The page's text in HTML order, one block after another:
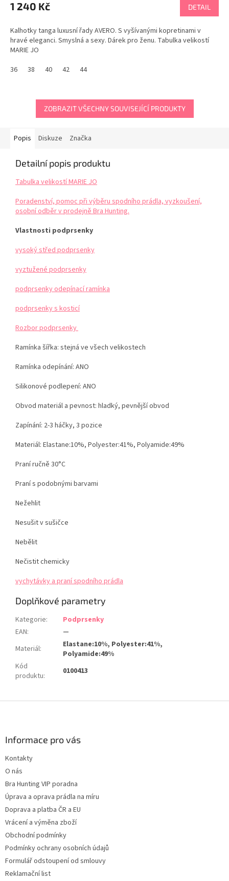
1 240 Kč DETAIL
Kalhotky tanga luxusní řady AVERO. S vyšívanými kopretinami v
hravé eleganci. Smyslná a sexy. Dárek pro ženu. Tabulka velikostí
MARIE JO
36
38 40 42 44
ZOBRAZIT VŠECHNY SOUVISEJÍCÍ PRODUKTY
Popis Diskuze Značka
Detailní popis produktu
Tabulka velikostí MARIE JO
Poradenství, pomoc při výběru spodního prádla, vyzkoušení,
osobní odběr v prodejně Bra Hunting.
Vlastnosti podprsenky
vysoký střed podprsenky
vyztužené podprsenky
podprsenky odepínací ramínka
podprsenky s kosticí
Rozbor podprsenky
Ramínka šířka: stejná ve všech velikostech
Ramínka odepínání: ANO
Silikonové podlepení: ANO
Obvod materiál a pevnost: hladký, pevnější obvod
Zapínání: 2-3 háčky, 3 pozice
Materiál: Elastane:10%, Polyester:41%, Polyamide:49%
Praní ručně 30°C
Praní s podobnými barvami
Nežehlit
Nesušit v sušičce
Nebělit
Nečistit chemicky
vychytávky a praní spodního prádla
Doplňkové parametry
Kategorie:
Podprsenky
EAN:
—
Materiál:
Elastane:10%, Polyester:41%,
Polyamide:49%
Kód
produktu: 0100413
Informace pro vás
Kontakty
O nás
Bra Hunting VIP poradna
Úprava a oprava prádla na míru
Doprava a platba ČR a EU
Vrácení a výměna zboží
Obchodní podmínky
Podmínky ochrany osobních údajů
Formulář odstoupení od smlouvy
Reklamační list